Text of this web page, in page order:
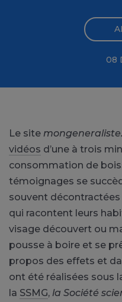
08
Le site
vidéos d’une à trois
consommation de
témoignages se
souvent
qui racontent leurs
visage découvert ou
pousse à boire et se
propos des effets et
ont été réalisées sous
la SSMG, la Société